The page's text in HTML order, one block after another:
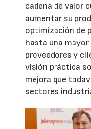
cadena de valor
aumentar su
optimización de
hasta una
proveedores y
visión práctica
mejora que
sectores